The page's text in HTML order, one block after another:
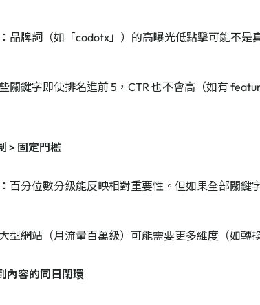
品牌詞（如「codotx」）的高曝光低點擊可能不是
關鍵字即使排名進前 5，CTR 也不會高（如有
> 固定門檻
百分位數分級能反映相對重要性。但如果全部關鍵
型網站（月流量百萬級）可能需要更多維度（如轉
內容的同日閉環